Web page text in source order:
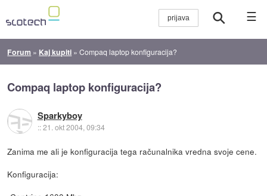
☰
Forum » Kaj kupiti »Compaq laptop konfiguracija?
Compaq laptop konfiguracija?
Sparkyboy
::21. okt 2004, 09:34
Zanima me ali je konfiguracija tega računalnika vredna svoje cene.
Konfiguracija: